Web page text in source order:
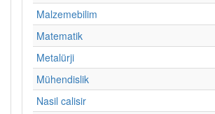
Malzemebilim
Matematik
Metalürji
Mühendislik
Nasil calisir